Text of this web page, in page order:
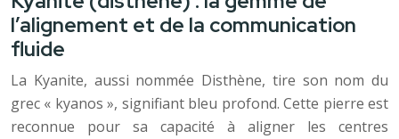
l’alignement et de la communication
fluide
La Kyanite, aussi nommée Disthène, tire son nom du
grec « kyanos », signifiant bleu profond. Cette pierre est
reconnue pour sa capacité à aligner les centres